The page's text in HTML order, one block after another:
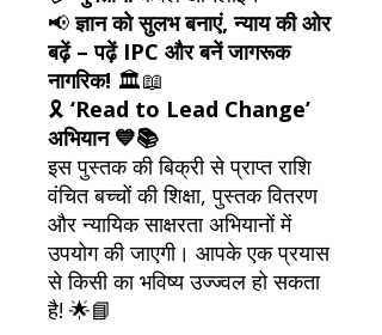
📢ज्ञान को सुलभ बनाएं, न्याय की ओर
बढ़ें – पढ़ें IPC और बनें जागरूक
नागरिक! 🏛️📖
🎗 ‘Read to Lead Change’
अभियान 💙📚
इस पुस्तक की बिक्री से प्राप्त राशि
वंचित बच्चों की शिक्षा, पुस्तक वितरण
और न्यायिक साक्षरता अभियानों में
उपयोग की जाएगी। आपके एक प्रयास
से किसी का भविष्य उज्ज्वल हो सकता
है! 🌟📘